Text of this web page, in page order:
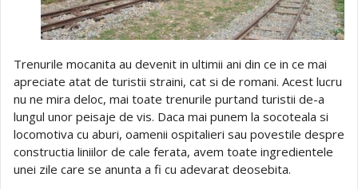
Trenurile mocanita au devenit in ultimii ani din ce in ce mai
apreciate atat de turistii straini, cat si de romani. Acest lucru
nu ne mira deloc, mai toate trenurile purtand turistii de-a
lungul unor peisaje de vis. Daca mai punem la socoteala si
locomotiva cu aburi, oamenii ospitalieri sau povestile despre
constructia liniilor de cale ferata, avem toate ingredientele
unei zile care se anunta a fi cu adevarat deosebita.